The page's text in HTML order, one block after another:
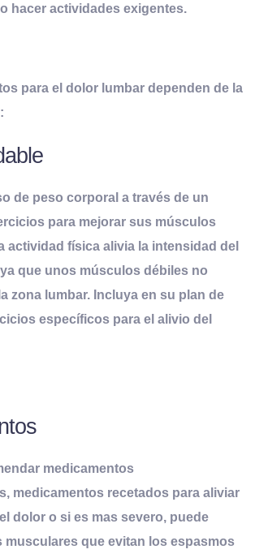
hacer actividades exigentes.
para el dolor lumbar dependen de la
de peso corporal a través de un
para mejorar sus músculos
actividad física alivia la intensidad del
que unos músculos débiles no
zona lumbar. Incluya en su plan de
específicos para el alivio del
medicamentos
medicamentos recetados para aliviar
dolor o si es mas severo, puede
musculares que evitan los espasmos